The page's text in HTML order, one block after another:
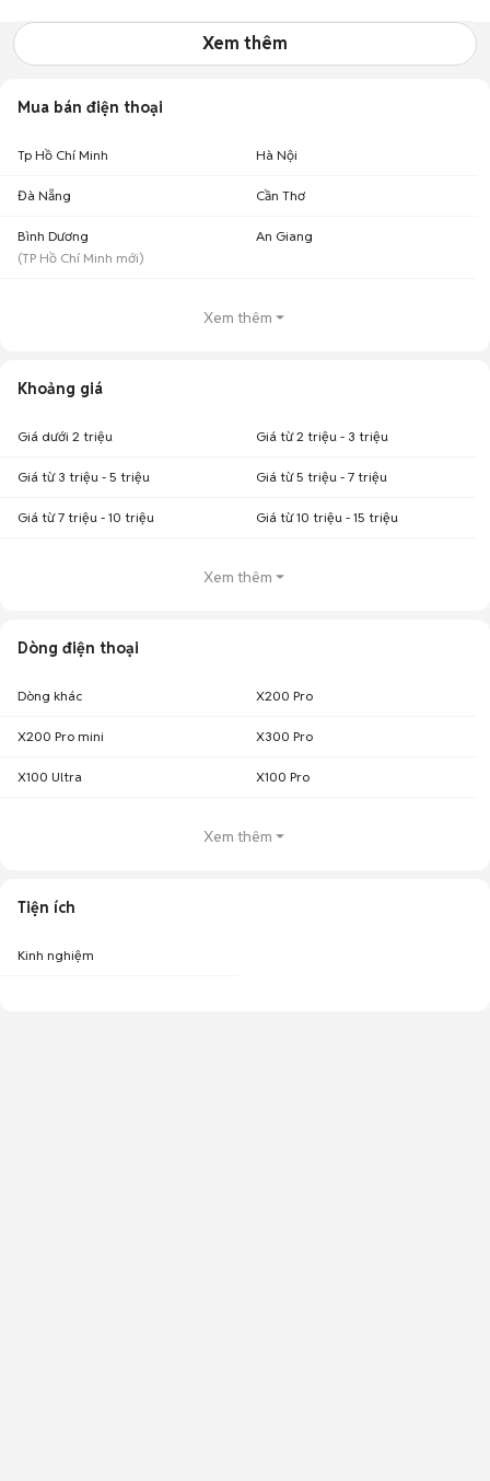
Xem thêm
Mua bán điện thoại
Tp Hồ Chí Minh Hà Nội
Đà Nẵng Cần Thơ
Bình Dương
(TP Hồ Chí Minh mới)
An Giang
Xem thêm
Khoảng giá
Giá dưới 2 triệu Giá từ 2 triệu - 3 triệu
Giá từ 3 triệu - 5 triệu Giá từ 5 triệu - 7 triệu
Giá từ 7 triệu - 10 triệu Giá từ 10 triệu - 15 triệu
Xem thêm
Dòng điện thoại
Dòng khác X200 Pro
X200 Pro mini X300 Pro
X100 Ultra X100 Pro
Xem thêm
Tiện ích
Kinh nghiệm